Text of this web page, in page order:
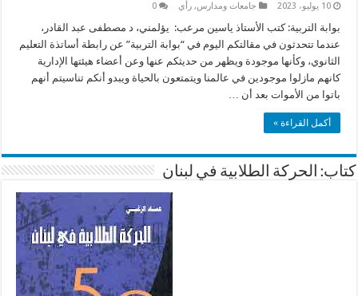
10 يوليو، 2023 جامعات ومدارس,رأي 0
بوابة التربية: كتب الأستاذ ياسين مرعب: يؤلمني، د مصطفى عبد القادر،
عندما تتحدثون في مقالتكم اليوم في “بوابة التربية” عن رابطة أساتذة التعليم
الثانوي، وكأنها موجودة ويظهر من حديثكم عنها وعن أعضاء هيئتها الإدارية
كانهم مازلوا موجودين في عالمنا ويتمتعون بالحياة ويبدو أنكم تناسيتم أنهم
باتوا من الأموات بعد أن …
أكمل القراءة »
كتاب: الحركة الطلابية في لبنان